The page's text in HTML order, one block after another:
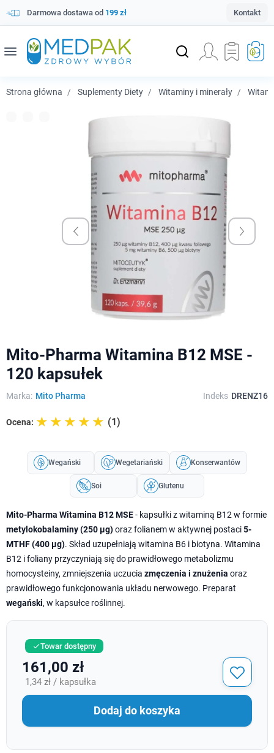
Darmowa dostawa od 199 zł Kontakt
menu
Strona główna Suplementy Diety Witaminy i minerały
Mito-Pharma Witamina B12 MSE -
120 kapsułek
Marka: Mito Pharma Indeks DRENZ16
Ocena: ☆☆☆☆☆
★★★★★ (1)
Wegański Wegetariański Konserwantów
Soi Glutenu
Mito-Pharma Witamina B12 MSE- kapsułki z witaminą B12 w formie
metylokobalaminy (250 µg)oraz folianem w aktywnej postaci5-
MTHF (400 µg). Skład uzupełniają witamina B6 i biotyna. Witamina
B12 i foliany przyczyniają się do prawidłowego metabolizmu
homocysteiny, zmniejszenia uczucia zmęczenia i znużenia oraz
prawidłowego funkcjonowania układu nerwowego. Preparat
wegański, w kapsułce roślinnej.
Towar dostępny
161,00 zł
1,34 zł / kapsułka
Dodaj do koszyka